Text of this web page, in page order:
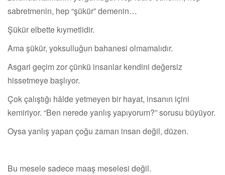
sabretmenin, hep “şükür” demenin…
Şükür elbette kıymetlidir.
Ama şükür, yoksulluğun bahanesi olmamalıdır.
Asgari geçim zor çünkü insanlar kendini değersiz
hissetmeye başlıyor.
Çok çalıştığı hâlde yetmeyen bir hayat, insanın içini
kemiriyor. “Ben nerede yanlış yapıyorum?” sorusu büyüyor.
Oysa yanlış yapan çoğu zaman insan değil, düzen.
Bu mesele sadece maaş meselesi değil.